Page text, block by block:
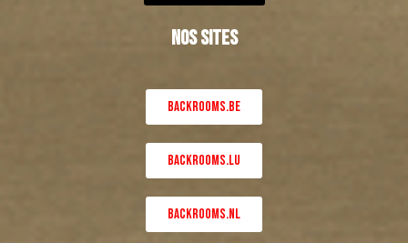
NOS SITES
BACKROOMS.BE
BACKROOMS.LU
BACKROOMS.NL